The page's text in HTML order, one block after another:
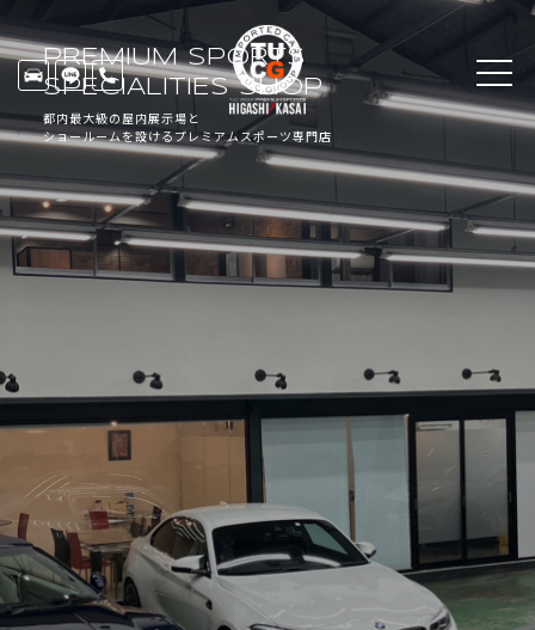
PREMIUM SPORTS
SPECIALITIES SHOP
都内最大級の屋内展示場と
ショールームを設けるプレミアムスポーツ専門店